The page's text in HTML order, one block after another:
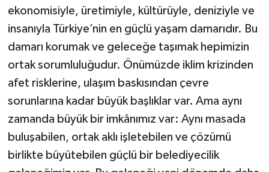
ekonomisiyle, üretimiyle, kültürüyle, deniziyle ve
insanıyla Türkiye’nin en güçlü yaşam damarıdır. Bu
damarı korumak ve geleceğe taşımak hepimizin
ortak sorumluluğudur. Önümüzde iklim krizinden
afet risklerine, ulaşım baskısından çevre
sorunlarına kadar büyük başlıklar var. Ama aynı
zamanda büyük bir imkânımız var: Aynı masada
buluşabilen, ortak aklı işletebilen ve çözümü
birlikte büyütebilen güçlü bir belediyecilik